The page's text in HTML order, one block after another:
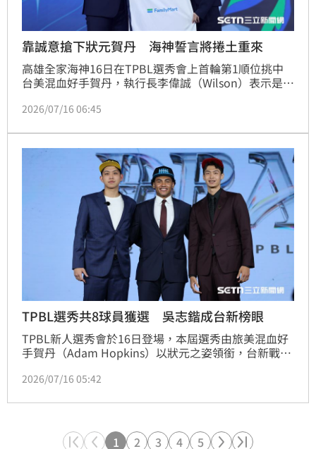
靠誠意搶下狀元賀丹 海神誓言將捲土重來
高雄全家海神16日在TPBL選秀會上首輪第1順位挑中
台美混血好手賀丹，執行長李偉誠（Wilson）表示是以
要一掃上季墊底陰霾，捲土重來。
2026/07/16 06:45
TPBL選秀共8球員獲選 吳志鍇成台新榜眼
TPBL新人選秀會於16日登場，本屆選秀由旅美混血好
手賀丹（Adam Hopkins）以狀元之姿領銜，台新戰神
郭嘉安，三位備受矚目的潛力新星正式開啟職業生涯。
2026/07/16 05:42
1 2 3 4 5